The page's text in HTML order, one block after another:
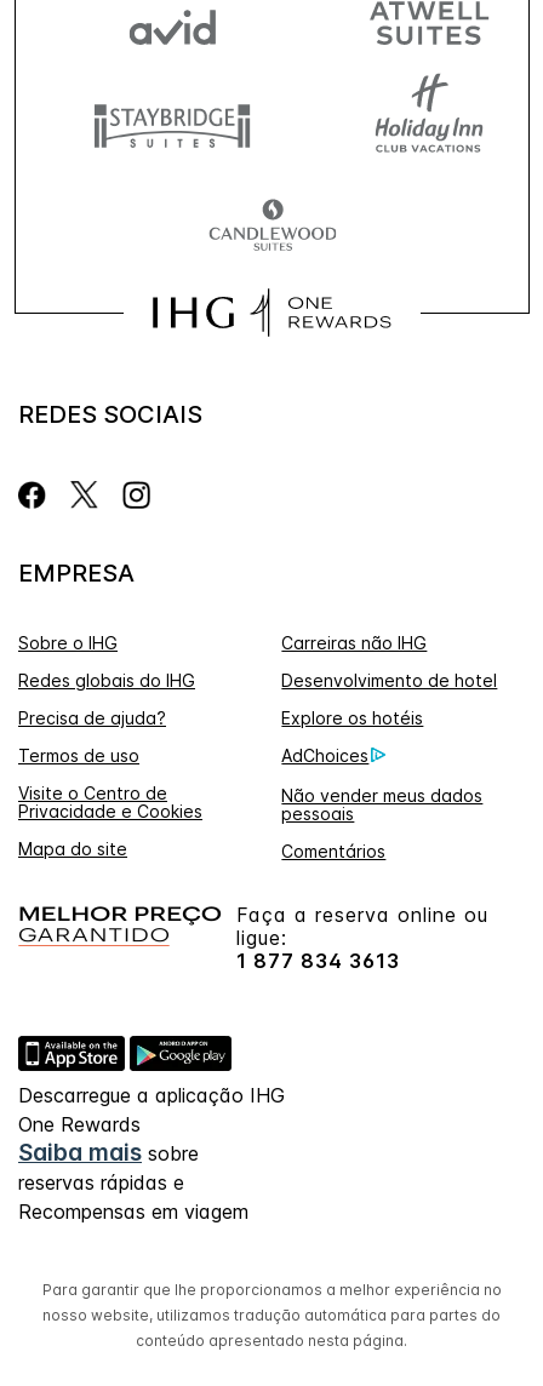
REDES SOCIAIS
EMPRESA
Sobre o IHG
Carreiras não IHG
Redes globais do IHG
Desenvolvimento de hotel
Precisa de ajuda?
Explore os hotéis
Termos de uso
AdChoices
Visite o Centro de
Privacidade e Cookies
Não vender meus dados
pessoais
Mapa do site
Comentários
Faça a reserva online ou
ligue:
1 877 834 3613
Descarregue a aplicação IHG
One Rewards
Saiba mais sobre
reservas rápidas e
Recompensas em viagem
Para garantir que lhe proporcionamos a melhor experiência no
nosso website, utilizamos tradução automática para partes do
conteúdo apresentado nesta página.